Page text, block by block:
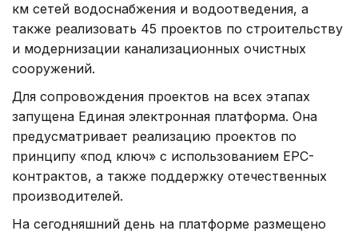
км сетей водоснабжения и водоотведения, а
также реализовать 45 проектов по строительству
и модернизации канализационных очистных
сооружений.
Для сопровождения проектов на всех этапах
запущена Единая электронная платформа. Она
предусматривает реализацию проектов по
принципу «под ключ» с использованием EPC-
контрактов, а также поддержку отечественных
производителей.
На сегодняшний день на платформе размещено